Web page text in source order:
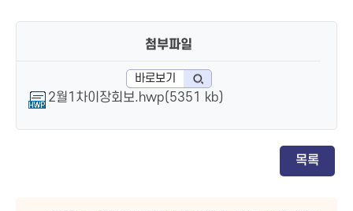
첨부파일
바로보기
2월1차이장회보.hwp(5351 kb)
목록